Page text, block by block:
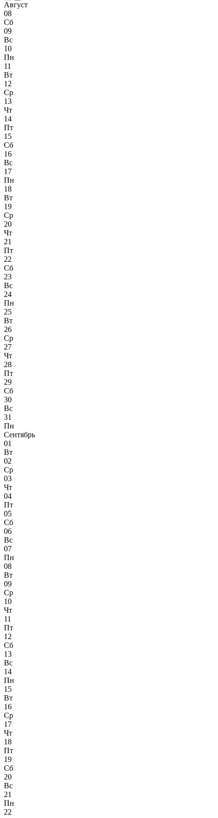
Август
08
Сб
09
Вс
10
Пн
11
Вт
12
Ср
13
Чт
14
Пт
15
Сб
16
Вс
17
Пн
18
Вт
19
Ср
20
Чт
21
Пт
22
Сб
23
Вс
24
Пн
25
Вт
26
Ср
27
Чт
28
Пт
29
Сб
30
Вс
31
Пн
Сентябрь
01
Вт
02
Ср
03
Чт
04
Пт
05
Сб
06
Вс
07
Пн
08
Вт
09
Ср
10
Чт
11
Пт
12
Сб
13
Вс
14
Пн
15
Вт
16
Ср
17
Чт
18
Пт
19
Сб
20
Вс
21
Пн
22